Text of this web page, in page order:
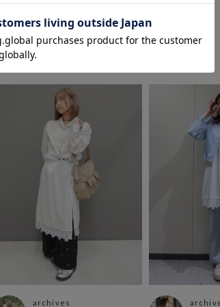
COORDINATE
この商品を使ったCOORDINATE
archives